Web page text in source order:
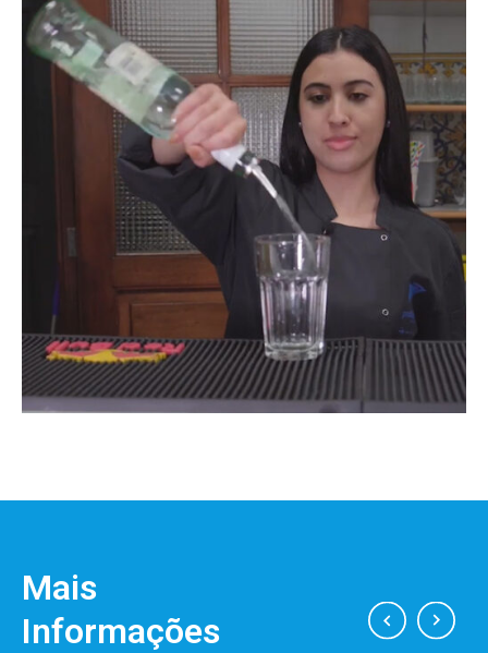
Mais
Informações